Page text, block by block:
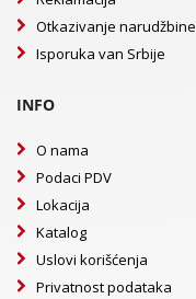
Otkazivanje narudžbine
Isporuka van Srbije
INFO
O nama
Podaci PDV
Lokacija
Katalog
Uslovi korišćenja
Privatnost podataka